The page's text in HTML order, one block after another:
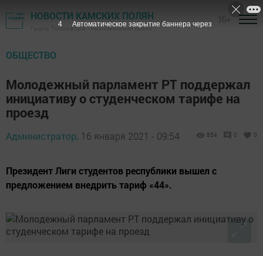
НОВОСТИ КАМСКИХ ПОЛЯН
Газета "Посинформ" - Нижнекамский район
ОБЩЕСТВО
Молодежный парламент РТ поддержал
инициативу о студенческом тарифе на
проезд
Администратор, 16 января 2021 - 09:54 854 0 0
Президент Лиги студентов республики вышел с
предложением внедрить тариф «44».
3 Автоматическое закрытие баннера через